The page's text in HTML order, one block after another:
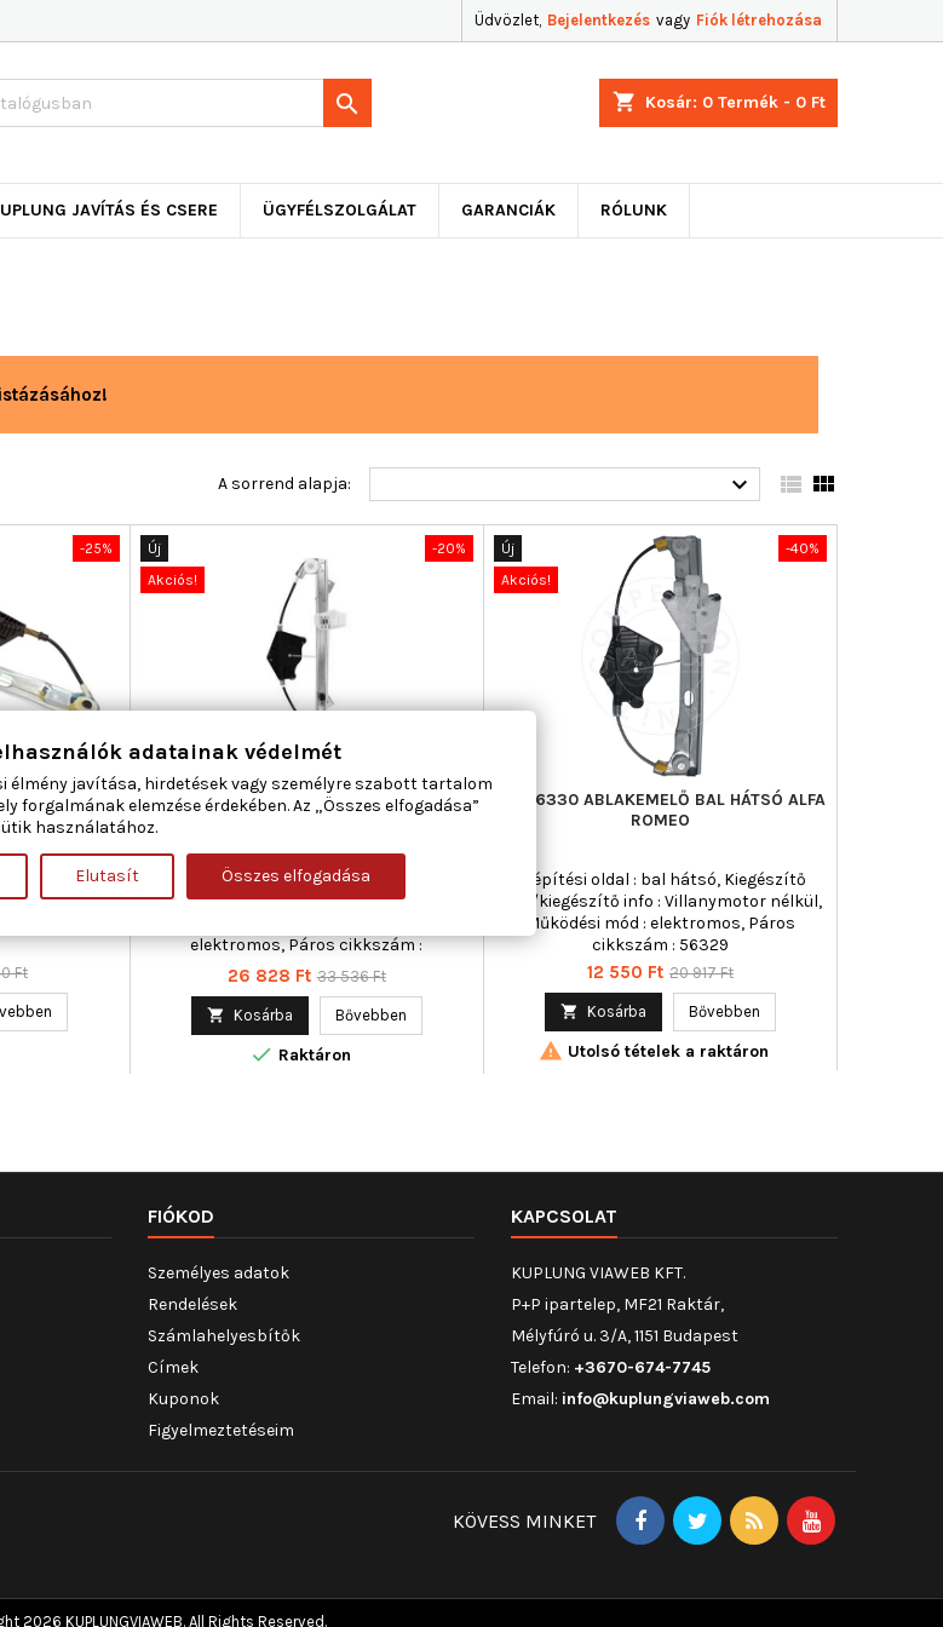
Üdvözlet, Bejelentkezés vagy Fiók létrehozása
shopping_cart Kosár: 0 Termék - 0 Ft

JAVÍTÁS ÉS CSERE ÜGYFÉLSZOLGÁLAT GARANCIÁK RÓLUNK
A sorrend alapja:   
-25%
BAL
: bal hátsó,
info :
Ft
-20%
Új
Akciós!
MAGNETI MARELLI 350103913000
ABLAKEMELŐ BAL HÁTSÓ ALFA ROMEO
Ajtók száma : 4 / 5, Beépítési oldal : bal
hátsó, Kiegészítő cikk/kiegészítő info :
elektromos, Páros cikkszám :
350103914000
Ár
26 828 Ft Normál
33 536 Ft
 Kosárba Bővebben
 Raktáron
-40%
Új
Akciós!
AIC 56330 ABLAKEMELŐ BAL HÁTSÓ ALFA
ROMEO
Beépítési oldal : bal hátsó, Kiegészítő
cikk/kiegészítő info : Villanymotor nélkül,
Működési mód : elektromos, Páros
cikkszám : 56329
Ár
12 550 Ft Normál
20 917 Ft
 Kosárba Bővebben
 Utolsó tételek a raktáron
FIÓKOD
Személyes adatok
Rendelések
Számlahelyesbítők
Címek
Kuponok
Figyelmeztetéseim
KAPCSOLAT
KUPLUNG VIAWEB KFT.
P+P ipartelep, MF21 Raktár,
Mélyfúró u. 3/A, 1151 Budapest
Telefon: +3670-674-7745
Email: info@kuplungviaweb.com
KÖVESS MINKET
2026 KUPLUNGVIAWEB. All Rights Reserved.
adatainak védelmét
élmény javítása, hirdetések vagy személyre szabott tartalom
forgalmának elemzése érdekében. Az „Összes elfogadása”
használatához.
Elutasít Összes elfogadása